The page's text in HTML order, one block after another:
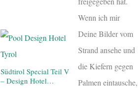
Südtirol Special Teil V
– Design Hotel…
Wenn ich mir
Deine Bilder vom
Strand ansehe und
die Kiefern gegen
Palmen eintausche,